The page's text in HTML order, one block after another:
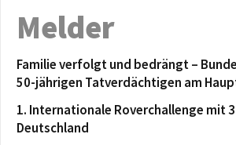
Melder
Familie verfolgt und bedrängt –
50-jährigen Tatverdächtigen am
1. Internationale Roverchallenge mit
Deutschland